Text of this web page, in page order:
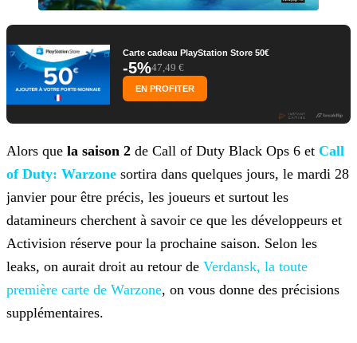
Carte cadeau PlayStation Store 50€
-5%47,49 €
EN PROFITER
Alors que la saison 2 de Call of Duty Black Ops 6 et Call
of Duty: Warzone sortira dans quelques jours, le mardi 28
janvier pour être précis, les joueurs et surtout les
datamineurs cherchent à savoir ce que les développeurs et
Activision réserve pour la prochaine saison. Selon les
leaks, on aurait droit au retour de Verdansk, la toute
première carte de Warzone, on vous donne des précisions
supplémentaires.